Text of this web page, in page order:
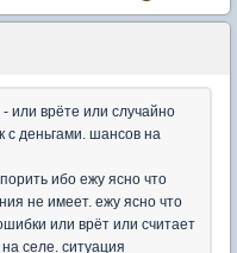
или врёте или случайно
деньгами. шансов на
ибо ежу ясно что
не имеет. ежу ясно что
или врёт или считает
селе. ситуация